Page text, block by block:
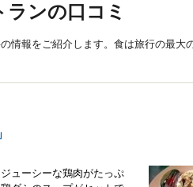
ンの口コミ
情報をご紹介します。食は旅行の最大
ューシーな鶏肉がたっぷ